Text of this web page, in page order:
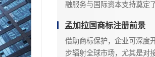
融服务与国际资本支持奠定
孟加拉国商标注册前景
借助商标保护，企业可深度
步辐射全球市场，尤其是对